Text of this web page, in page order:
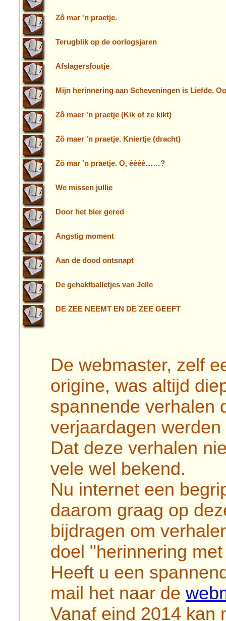
Zô mar 'n praetje.
Terugblik op de oorlogsjaren
Afslagersfoutje
Mijn herinnering aan Scheveningen is Liefde,
Zô maer 'n praetje (Kik of ze kikt)
Zô maer 'n praetje. Kniertje (dracht)
Zô mar 'n praetje. O, èèèè……?
We missen jullie
Door het bier gered
Angstig moment
Aan de dood ontsnapt
De gehaktballetjes van Jelle
DE ZEE NEEMT EN DE ZEE GEEFT
De webmaster, zelf
origine, was altijd
spannende verhalen
verjaardagen
Dat deze verhalen
vele wel bekend.
Nu internet een
daarom graag op
bijdragen om
doel "herinnering
Heeft u een
mail het naar de
Vanaf eind 2014 kan